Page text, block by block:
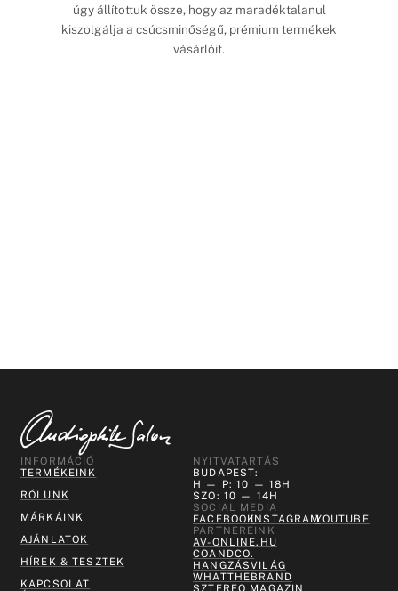
úgy állítottuk össze, hogy az maradéktalanul
kiszolgálja a csúcsminőségű, prémium termékek
vásárlóit.
INFORMÁCIÓ
TERMÉKEINK
RÓLUNK
MÁRKÁINK
AJÁNLATOK
HÍREK & TESZTEK
KAPCSOLAT
NYITVATARTÁS
BUDAPEST:
H — P: 10 — 18H
SZO: 10 — 14H
SOCIAL MEDIA
FACEBOOKINSTAGRAMYOUTUBE
PARTNEREINK
AV-ONLINE.HU
COANDCO.
HANGZÁSVILÁG
WHATTHEBRAND
SZTEREO MAGAZIN